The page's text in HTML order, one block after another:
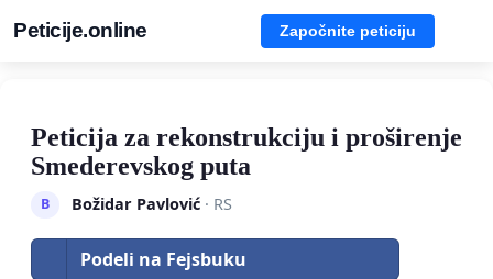
Peticije.online Započnite peticiju
Peticija za rekonstrukciju i proširenje
Smederevskog puta
B Božidar Pavlović· RS
Podeli na Fejsbuku